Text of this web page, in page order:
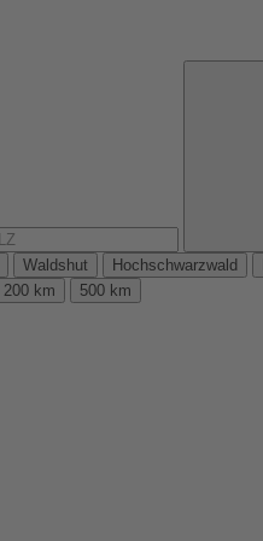
Waldshut Hochschwarzwald
200 km
500 km